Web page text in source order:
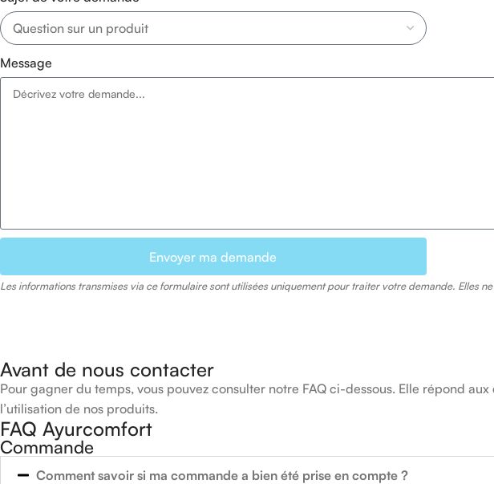
Message
Envoyer ma demande
Les informations transmises via ce formulaire sont utilisées uniquement pour traiter votre demande. Elles
Avant de nous contacter
Pour gagner du temps, vous pouvez consulter notre FAQ ci-dessous. Elle répond
l’utilisation de nos produits.
FAQ Ayurcomfort
Commande
Comment savoir si ma commande a bien été prise en compte ?